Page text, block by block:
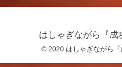
はしゃぎながら『成
© 2020 はしゃぎながら『